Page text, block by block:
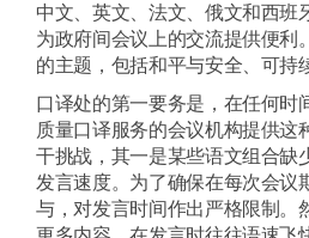
中文、英文、法文、俄文和西班
为政府间会议上的交流提供便利
的主题，包括和平与安全、可持
口译处的第一要务是，在任何时
质量口译服务的会议机构提供这
干挑战，其一是某些语文组合缺
发言速度。为了确保在每次会议
与，对发言时间作出严格限制。